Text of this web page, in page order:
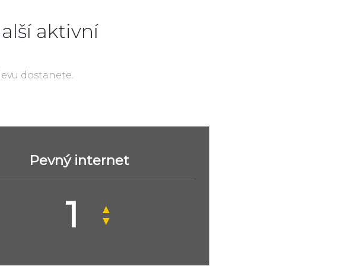
aktivní
dostanete.
Pevný internet
▲
▼